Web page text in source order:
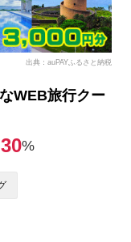
出典：auPAYふるさと納税
WEB旅行クー
30%